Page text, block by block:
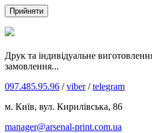
Прийняти
Друк та індивідуальне
замовлення...
097.485.95.96 /viber/telegram
м. Київ, вул. Кирилівська, 86
manager@arsenal-print.com.ua